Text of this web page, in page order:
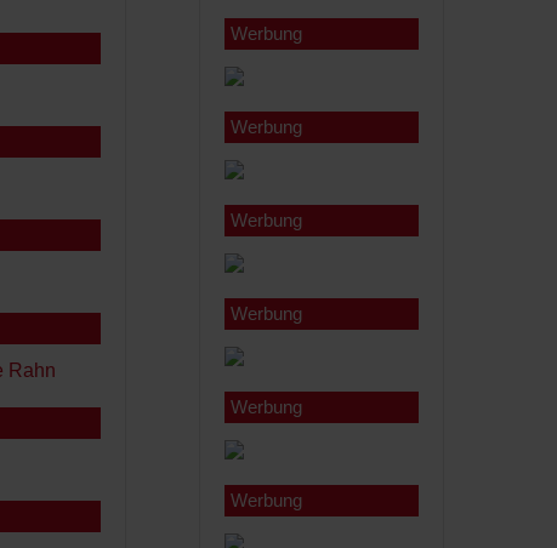
Werbung
Werbung
Werbung
Werbung
Werbung
Werbung